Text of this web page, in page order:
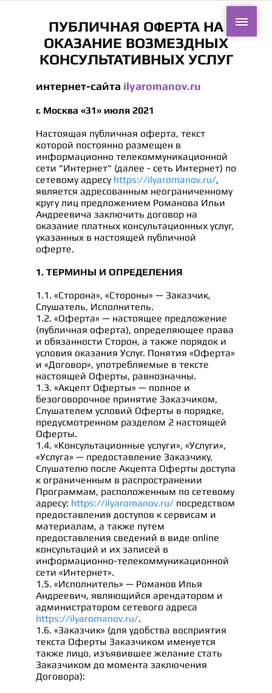
ПУБЛИЧНАЯ ОФЕРТА НА
ОКАЗАНИЕ ВОЗМЕЗДНЫХ
КОНСУЛЬТАТИВНЫХ УСЛУГ
интернет-сайта ilyaromanov.ru
г. Москва «31» июля 2021
Настоящая публичная оферта, текст
которой постоянно размещен в
информационно телекоммуникационной
сети "Интернет" (далее - сеть Интернет) по
сетевому адресу https://ilyaromanov.ru/,
является адресованным неограниченному
кругу лиц предложением Романова Ильи
Андреевича заключить договор на
оказание платных консультационных услуг,
указанных в настоящей публичной
оферте.
1. ТЕРМИНЫ И ОПРЕДЕЛЕНИЯ
1.1. «Сторона», «Стороны» — Заказчик,
Слушатель, Исполнитель.
1.2. «Оферта» — настоящее предложение
(публичная оферта), определяющее права
и обязанности Сторон, а также порядок и
условия оказания Услуг. Понятия «Оферта»
и «Договор», употребляемые в тексте
настоящей Оферты, равнозначны.
1.3. «Акцепт Оферты» — полное и
безоговорочное принятие Заказчиком,
Слушателем условий Оферты в порядке,
предусмотренном разделом 2 настоящей
Оферты.
1.4. «Консультационные услуги», «Услуги»,
«Услуга» — предоставление Заказчику,
Слушателю после Акцепта Оферты доступа
к ограниченным в распространении
Программам, расположенным по сетевому
адресу: https://ilyaromanov.ru/ посредством
предоставления доступов к сервисам и
материалам, а также путем
предоставления сведений в виде online
консультаций и их записей в
информационно-телекоммуникационной
сети «Интернет».
1.5. «Исполнитель» — Романов Илья
Андреевич, являющийся арендатором и
администратором сетевого адреса
https://ilyaromanov.ru/.
1.6. «Заказчик» (для удобства восприятия
текста Оферты Заказчиком именуется
также лицо, изъявившее желание стать
Заказчиком до момента заключения
Договора):